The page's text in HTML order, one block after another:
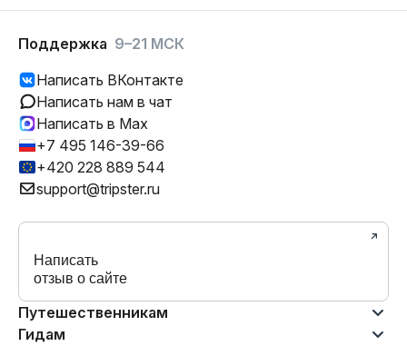
Путешественникам
Гидам
Поддержка 9–21 МСК
Написать ВКонтакте
Написать нам в чат
Написать в Max
+7 495 146-39-66
+420 228 889 544
support@tripster.ru
Написать
отзыв о сайте